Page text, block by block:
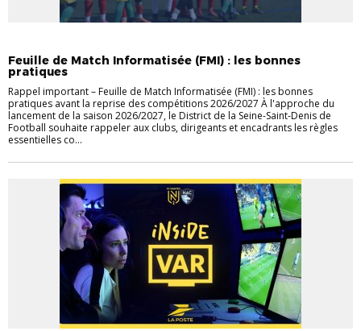
Feuille de Match Informatisée (FMI) : les bonnes
pratiques
Rappel important – Feuille de Match Informatisée (FMI) : les bonnes
pratiques avant la reprise des compétitions 2026/2027 À l'approche du
lancement de la saison 2026/2027, le District de la Seine-Saint-Denis de
Football souhaite rappeler aux clubs, dirigeants et encadrants les règles
essentielles co...